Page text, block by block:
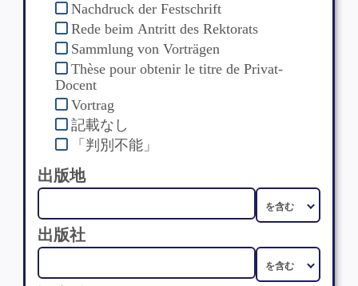
Nachdruck der Festschrift
Rede beim Antritt des Rektorats
Sammlung von Vorträgen
Thèse pour obtenir le titre de Privat-
Docent
Vortrag
記載なし
「判別不能」
出版地
出版社